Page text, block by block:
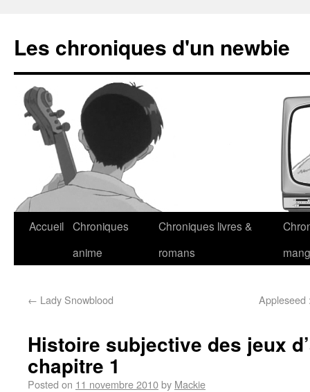
Les chroniques d'un newbie
Accueil Chroniques
anime
Chroniques livres &
romans
← Lady Snowblood Appleseed
Histoire subjective des jeux
chapitre 1
Posted on 11 novembre 2010by Mackie